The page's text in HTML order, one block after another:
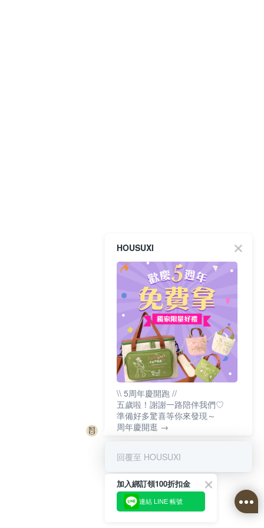
HOUSUXI
\\ 5周年慶開跑 //
五歲啦！謝謝一路陪伴我們♡
準備好多驚喜等你來發現～
周年慶開逛 →
回覆至 HOUSUXI
加入綁訂領100折扣金
連結 LINE 帳號